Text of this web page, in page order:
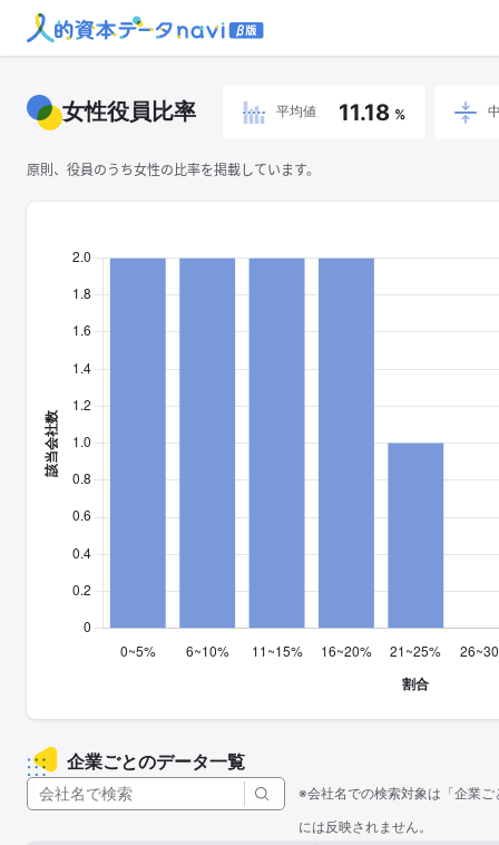
女性役員比率 平均値 11.18 %
原則、役員のうち女性の比率を掲載しています。
企業ごとのデータ一覧
※会社名での検索対象は「企業
には反映されません。